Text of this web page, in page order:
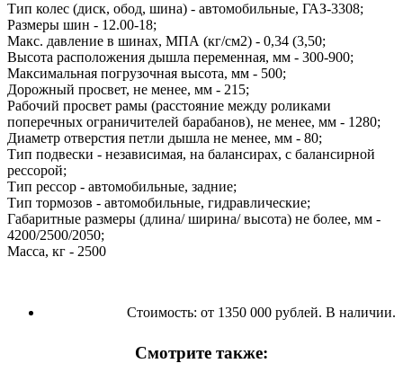
Тип колес (диск, обод, шина) - автомобильные, ГАЗ-3308;
Размеры шин - 12.00-18;
Макс. давление в шинах, МПА (кг/см2) - 0,34 (3,50;
Высота расположения дышла переменная, мм - 300-900;
Максимальная погрузочная высота, мм - 500;
Дорожный просвет, не менее, мм - 215;
Рабочий просвет рамы (расстояние между роликами
поперечных ограничителей барабанов), не менее, мм - 1280;
Диаметр отверстия петли дышла не менее, мм - 80;
Тип подвески - независимая, на балансирах, с балансирной
рессорой;
Тип рессор - автомобильные, задние;
Тип тормозов - автомобильные, гидравлические;
Габаритные размеры (длина/ ширина/ высота) не более, мм -
4200/2500/2050;
Масса, кг - 2500
Стоимость: от 1350 000 рублей. В наличии.
Смотрите также: